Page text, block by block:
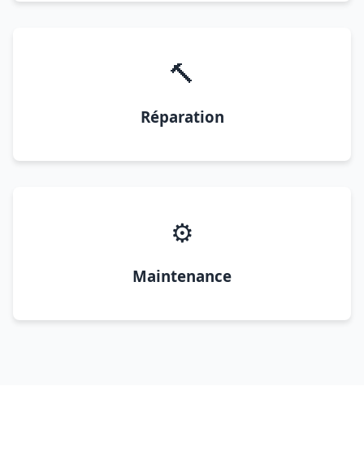
🔨
Réparation
⚙️
Maintenance